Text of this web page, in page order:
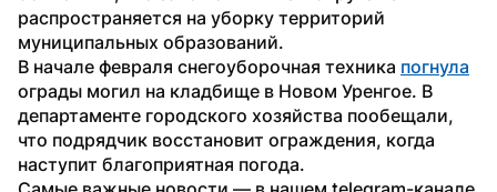
распространяется на уборку территорий
муниципальных образований.
В начале февраля снегоуборочная техника погнула
ограды могил на кладбище в Новом Уренгое. В
департаменте городского хозяйства пообещали,
что подрядчик восстановит ограждения, когда
наступит благоприятная погода.